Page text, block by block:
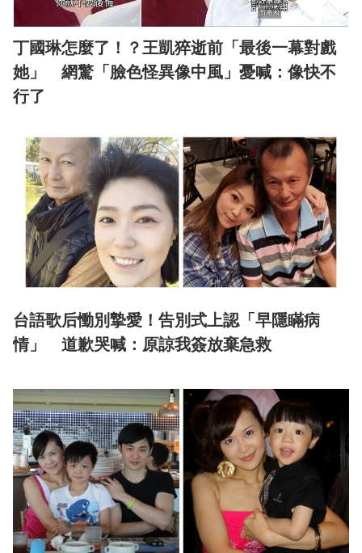
丁國琳怎麼了！？王凱猝逝前「最後一幕對戲
她」 網驚「臉色怪異像中風」憂喊：像快不
行了
台語歌后慟別摯愛！告別式上認「早隱瞞病
情」 道歉哭喊：原諒我簽放棄急救